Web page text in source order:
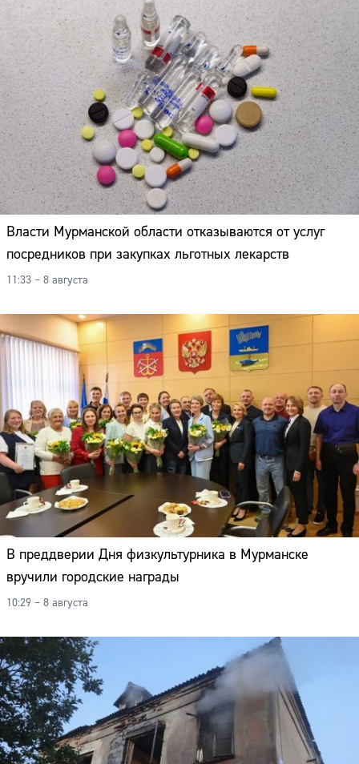
Власти Мурманской области отказываются от услуг
посредников при закупках льготных лекарств
11:33 – 8 августа
В преддверии Дня физкультурника в Мурманске
вручили городские награды
10:29 – 8 августа